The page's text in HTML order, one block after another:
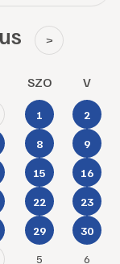
>
SZO V
1 2
8 9
15 16
22 23
29 30
5 6